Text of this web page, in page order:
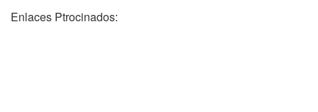
Enlaces Ptrocinados: